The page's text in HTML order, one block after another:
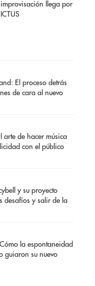
improvisación llega por
El proceso detrás
de cara al nuevo
arte de hacer música
con el público
y su proyecto
desafíos y salir de la
la espontaneidad
guiaron su nuevo